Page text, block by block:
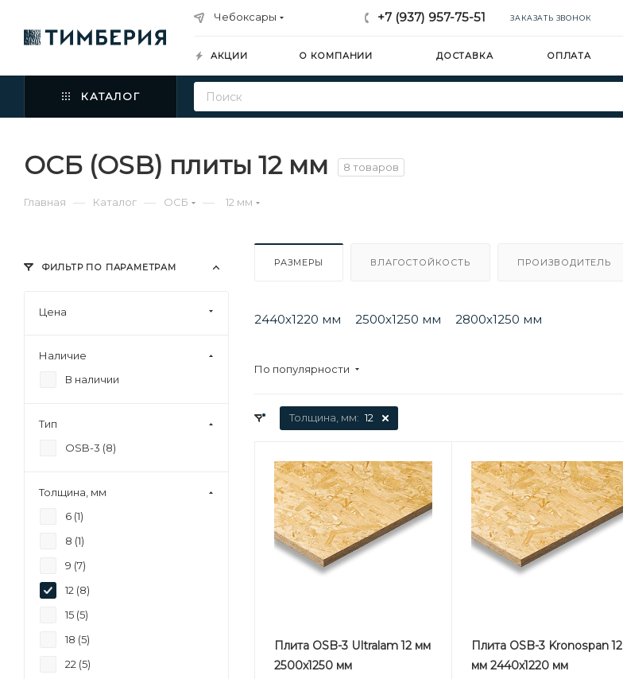
Чебоксары +7 (937) 957-75-51 ЗАКАЗАТЬ ЗВОНОК
АКЦИИ О КОМПАНИИ ДОСТАВКА ОПЛАТА
КАТАЛОГ
ОСБ (OSB) плиты 12 мм 8 товаров
Главная — Каталог — ОСБ — 12 мм
РАЗМЕРЫ ВЛАГОСТОЙКОСТЬ ПРОИЗВОДИТЕЛЬ
2440х1220 мм 2500х1250 мм 2800х1250 мм
По популярности
Толщина, мм: 12
Плита OSB-3 Ultralam 12 мм
2500х1250 мм
Плита OSB-3 Kronospan 12
мм 2440х1220 мм
ФИЛЬТР ПО ПАРАМЕТРАМ
Цена
Наличие
В наличии
Тип
OSB-3 (8)
Толщина, мм
6 (1)
8 (1)
9 (7)
12 (8)
15 (5)
18 (5)
22 (5)